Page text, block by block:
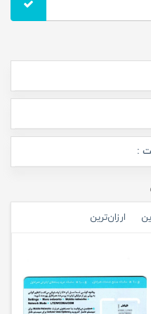
:
ارزان‌ترین